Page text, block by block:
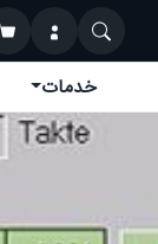
خدمات